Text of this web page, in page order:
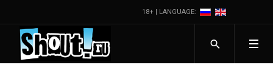
18+ | LANGUAGE: